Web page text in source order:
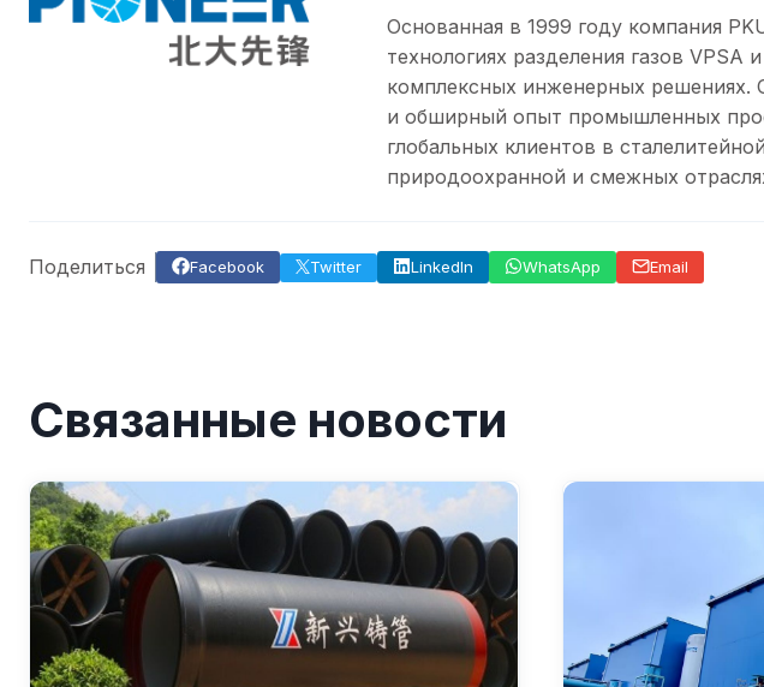
Основанная в 1999 году компания
технологиях разделения газов VPSA
комплексных инженерных
и обширный опыт промышленных
глобальных клиентов в
природоохранной и смежных
Поделиться Facebook Twitter LinkedIn WhatsApp Email
Связанные новости